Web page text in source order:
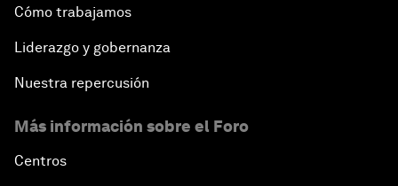
Cómo trabajamos
Liderazgo y gobernanza
Nuestra repercusión
Más información sobre el Foro
Centros